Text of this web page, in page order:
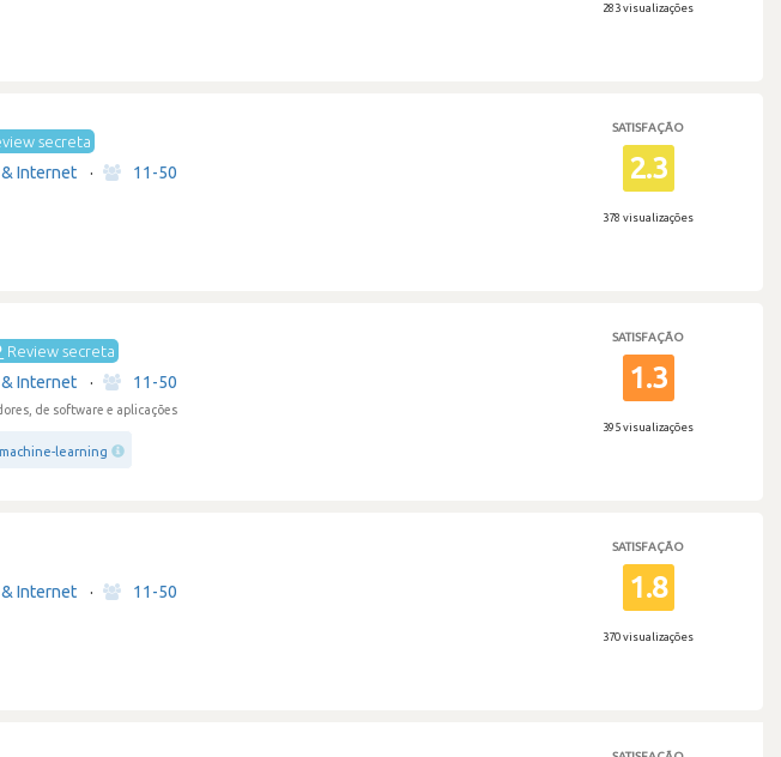
283 visualizações
secreta
Internet · 11-50
SATISFAÇÃO
2.3
378 visualizações
Review secreta
Internet · 11-50
de software e aplicações
machine-learning
SATISFAÇÃO
1.3
395 visualizações
Internet · 11-50
SATISFAÇÃO
1.8
370 visualizações